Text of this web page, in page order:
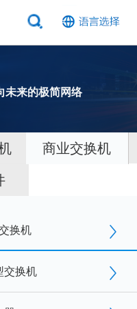
未来的极简网络
商业交换机
换机
交换机